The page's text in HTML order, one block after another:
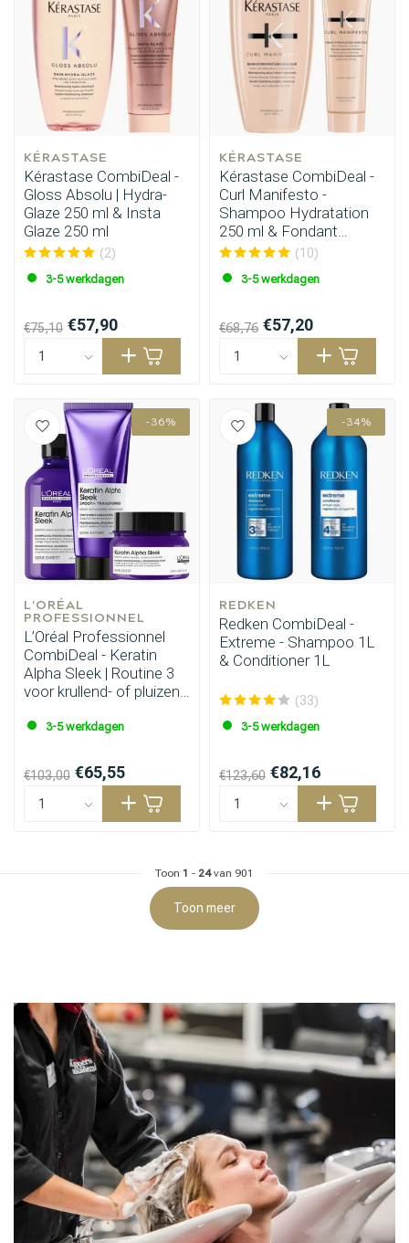
Omvorming
KÉRASTASE
Kérastase CombiDeal -
Gloss Absolu | Hydra-
Glaze 250 ml & Insta
Glaze 250 ml
(2)
3-5 werkdagen
€75,10 €57,90
KÉRASTASE
Kérastase CombiDeal -
Curl Manifesto -
Shampoo Hydratation
250 ml & Fondant
Hydratation 250 ml
(10)
3-5 werkdagen
€68,76 €57,20
-36%
L'ORÉAL
PROFESSIONNEL
L’Oréal Professionnel
CombiDeal - Keratin
Alpha Sleek | Routine 3
voor krullend- of pluizend
3-5 werkdagen
€103,00 €65,55
-34%
REDKEN
Redken CombiDeal -
Extreme - Shampoo 1L
& Conditioner 1L
(33)
3-5 werkdagen
€123,60 €82,16
Toon 1 - 24van 901
Toon meer